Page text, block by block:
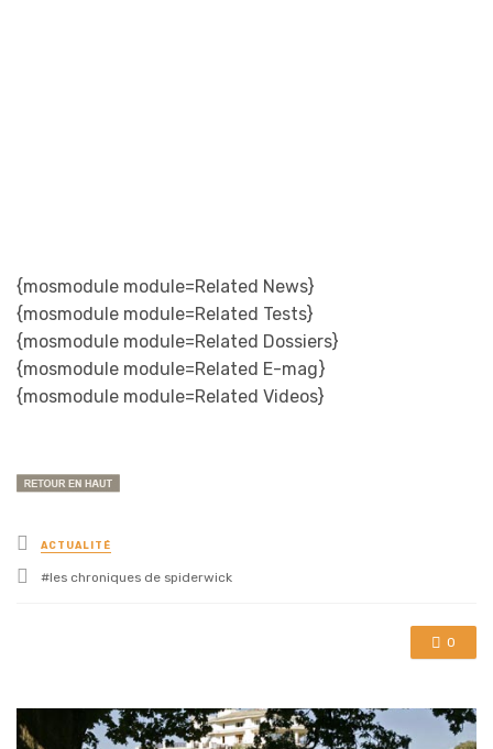
{mosmodule module=Related News}
{mosmodule module=Related Tests}
{mosmodule module=Related Dossiers}
{mosmodule module=Related E-mag}
{mosmodule module=Related Videos}
Posted
in
ACTUALITÉ
Tagged
les chroniques de spiderwick
0